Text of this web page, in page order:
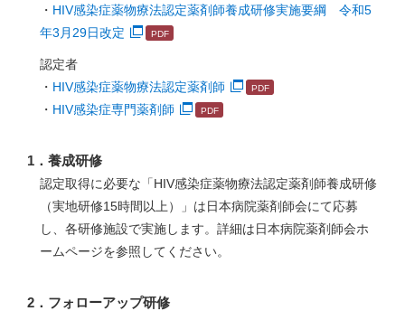
・ HIV感染症薬物療法認定薬剤師養成研修実施要綱 令和5
年3月29日改定
認定者
・ HIV感染症薬物療法認定薬剤師
・ HIV感染症専門薬剤師
1．養成研修
認定取得に必要な「HIV感染症薬物療法認定薬剤師養成研修
（実地研修15時間以上）」は日本病院薬剤師会にて応募
し、各研修施設で実施します。詳細は日本病院薬剤師会ホ
ームページを参照してください。
2．フォローアップ研修